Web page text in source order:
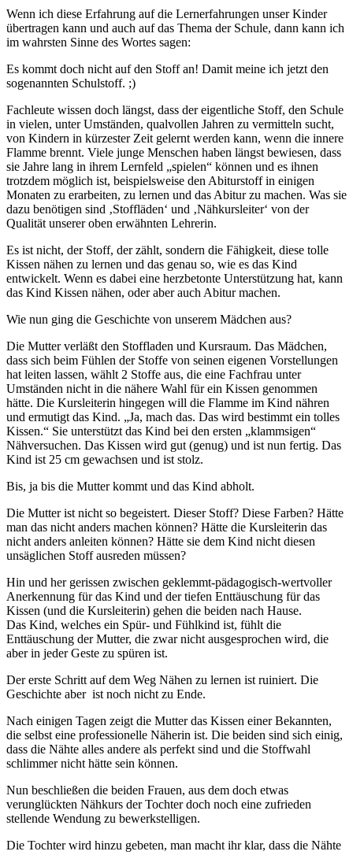
Wenn ich diese Erfahrung auf die Lernerfahrungen unser Kinder
übertragen kann und auch auf das Thema der Schule, dann kann ich
im wahrsten Sinne des Wortes sagen:
Es kommt doch nicht auf den Stoff an! Damit meine ich jetzt den
sogenannten Schulstoff. ;)
Fachleute wissen doch längst, dass der eigentliche Stoff, den Schule
in vielen, unter Umständen, qualvollen Jahren zu vermitteln sucht,
von Kindern in kürzester Zeit gelernt werden kann, wenn die innere
Flamme brennt. Viele junge Menschen haben längst bewiesen, dass
sie Jahre lang in ihrem Lernfeld „spielen“ können und es ihnen
trotzdem möglich ist, beispielsweise den Abiturstoff in einigen
Monaten zu erarbeiten, zu lernen und das Abitur zu machen. Was sie
dazu benötigen sind ‚Stoffläden‘ und ‚Nähkursleiter‘ von der
Qualität unserer oben erwähnten Lehrerin.
Es ist nicht, der Stoff, der zählt, sondern die Fähigkeit, diese tolle
Kissen nähen zu lernen und das genau so, wie es das Kind
entwickelt. Wenn es dabei eine herzbetonte Unterstützung hat, kann
das Kind Kissen nähen, oder aber auch Abitur machen.
Wie nun ging die Geschichte von unserem Mädchen aus?
Die Mutter verläßt den Stoffladen und Kursraum. Das Mädchen,
dass sich beim Fühlen der Stoffe von seinen eigenen Vorstellungen
hat leiten lassen, wählt 2 Stoffe aus, die eine Fachfrau unter
Umständen nicht in die nähere Wahl für ein Kissen genommen
hätte. Die Kursleiterin hingegen will die Flamme im Kind nähren
und ermutigt das Kind. „Ja, mach das. Das wird bestimmt ein tolles
Kissen.“ Sie unterstützt das Kind bei den ersten „klammsigen“
Nähversuchen. Das Kissen wird gut (genug) und ist nun fertig. Das
Kind ist 25 cm gewachsen und ist stolz.
Bis, ja bis die Mutter kommt und das Kind abholt.
Die Mutter ist nicht so begeistert. Dieser Stoff? Diese Farben? Hätte
man das nicht anders machen können? Hätte die Kursleiterin das
nicht anders anleiten können? Hätte sie dem Kind nicht diesen
unsäglichen Stoff ausreden müssen?
Hin und her gerissen zwischen geklemmt-pädagogisch-wertvoller
Anerkennung für das Kind und der tiefen Enttäuschung für das
Kissen (und die Kursleiterin) gehen die beiden nach Hause.
Das Kind, welches ein Spür- und Fühlkind ist, fühlt die
Enttäuschung der Mutter, die zwar nicht ausgesprochen wird, die
aber in jeder Geste zu spüren ist.
Der erste Schritt auf dem Weg Nähen zu lernen ist ruiniert. Die
Geschichte aber ist noch nicht zu Ende.
Nach einigen Tagen zeigt die Mutter das Kissen einer Bekannten,
die selbst eine professionelle Näherin ist. Die beiden sind sich einig,
dass die Nähte alles andere als perfekt sind und die Stoffwahl
schlimmer nicht hätte sein können.
Nun beschließen die beiden Frauen, aus dem doch etwas
verunglückten Nähkurs der Tochter doch noch eine zufrieden
stellende Wendung zu bewerkstelligen.
Die Tochter wird hinzu gebeten, man macht ihr klar, dass die Nähte